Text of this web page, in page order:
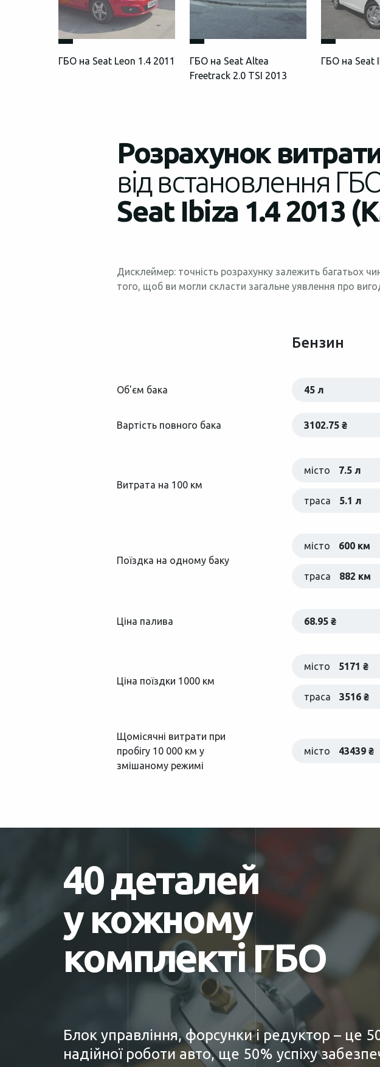
ГБО на Seat Leon 1.4 2011
ГБО на Seat Altea
Freetrack 2.0 TSI 2013
ГБО на Seat
Розрахунок
від встановлення
Seat Ibiza 1.4 2013
Дисклеймер: точність розрахунку залежить багатьох
того, щоб ви могли скласти загальне уявлення про
Бензин
Об'єм бака 45 л
Вартість повного бака 3102.75 ₴
Витрата на 100 км
місто 7.5 л
траса 5.1 л
Поїздка на одному баку
місто 600 км
траса 882 км
Ціна палива 68.95 ₴
Ціна поїздки 1000 км
місто 5171 ₴
траса 3516 ₴
Щомісячні витрати при
пробігу 10 000 км у
змішаному режимі
місто 43439 ₴
40 деталей
у кожному
комплекті ГБО
Блок управління, форсунки і редуктор – це
надійної роботи авто, ще 50% успіху